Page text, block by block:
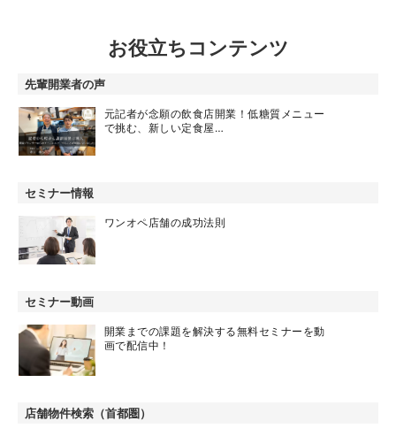
お役立ちコンテンツ
先輩開業者の声
元記者が念願の飲食店開業！低糖質メニュー
で挑む、新しい定食屋…
セミナー情報
ワンオペ店舗の成功法則
セミナー動画
開業までの課題を解決する無料セミナーを動
画で配信中！
店舗物件検索（首都圏）